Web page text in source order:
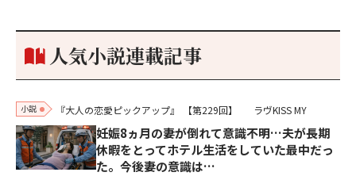
り。どうして勝てたのか、未だにわかりません。…
人気小説連載記事
小説 『大人の恋愛ピックアップ』 【第229回】 ラヴKISS MY
妊娠8ヵ月の妻が倒れて意識不明…夫が長期
休暇をとってホテル生活をしていた最中だっ
た。今後妻の意識は…